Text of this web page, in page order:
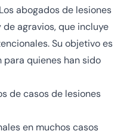
abogados de lesiones
agravios, que incluye
Su objetivo es
para quienes han sido
de casos de lesiones
en muchos casos